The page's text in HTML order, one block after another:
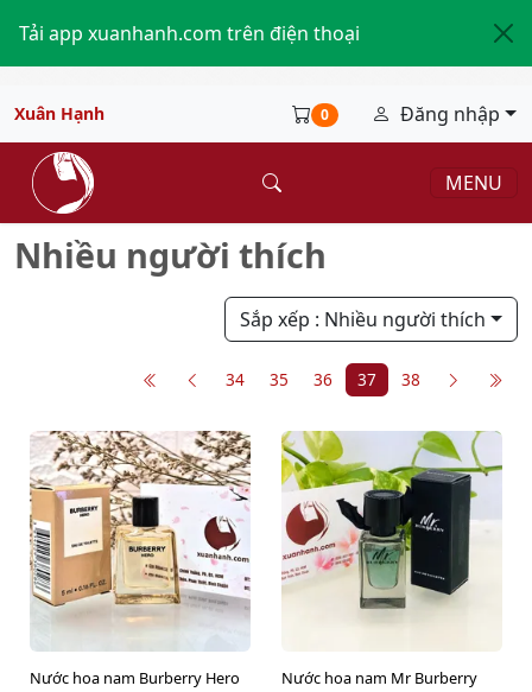
Tải app xuanhanh.com trên điện thoại
Xuân Hạnh 0 Đăng nhập
MENU
Nhiều người thích
Sắp xếp : Nhiều người thích
34 35 36 37 38
Nước hoa nam Burberry Hero
Nước hoa nam Mr Burberry